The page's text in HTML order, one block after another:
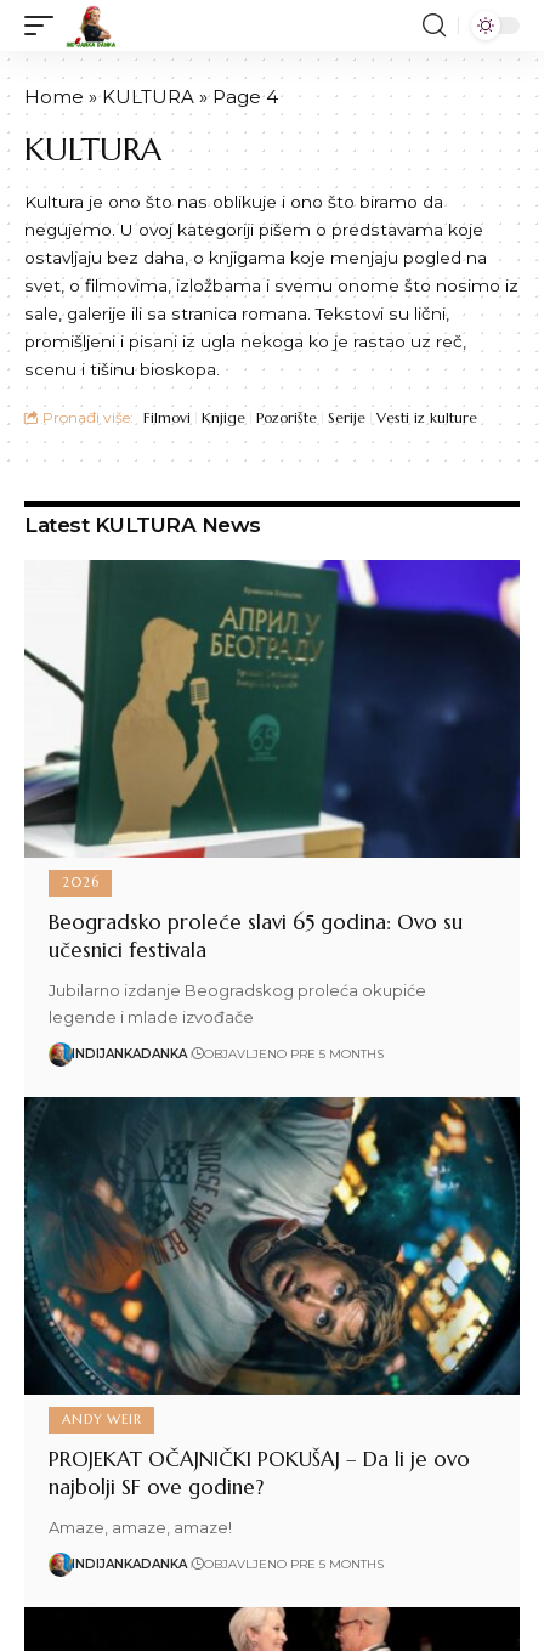
Home »KULTURA »Page 4
KULTURA
Kultura je ono što nas oblikuje i ono što biramo da
negujemo. U ovoj kategoriji pišem o predstavama koje
ostavljaju bez daha, o knjigama koje menjaju pogled na
svet, o filmovima, izložbama i svemu onome što nosimo iz
sale, galerije ili sa stranica romana. Tekstovi su lični,
promišljeni i pisani iz ugla nekoga ko je rastao uz reč,
scenu i tišinu bioskopa.
Pronađi više: Filmovi Knjige Pozorište Serije Vesti iz kulture
Latest KULTURA News
2026
Beogradsko proleće slavi 65 godina: Ovo su
učesnici festivala
Jubilarno izdanje Beogradskog proleća okupiće
legende i mlade izvođače
INDIJANKADANKA OBJAVLJENO PRE 5 MONTHS
ANDY WEIR
PROJEKAT OČAJNIČKI POKUŠAJ – Da li je ovo
najbolji SF ove godine?
Amaze, amaze, amaze!
INDIJANKADANKA OBJAVLJENO PRE 5 MONTHS